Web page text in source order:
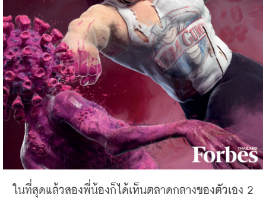
ในที่สุดแล้วสองพี่น้องก็ได้เห็นตลาดกลางของตัวเอง 2